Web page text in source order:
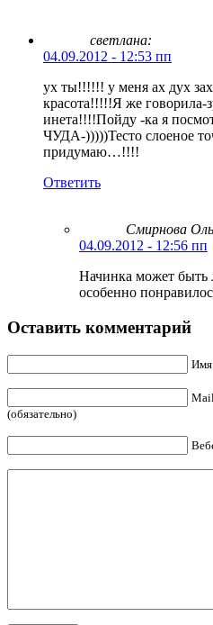
светлана:
04.09.2012 - 12:53 пп
ух ты!!!!!! у меня ах дух
красота!!!!!Я же говорила-
инета!!!!Пойду -ка я
ЧУДА-)))))Тесто слоеное
придумаю…!!!!
Ответить
Смирнова
04.09.2012 - 12:56 пп
Начинка может
особенно
Оставить комментарий
Имя
(обязательно)